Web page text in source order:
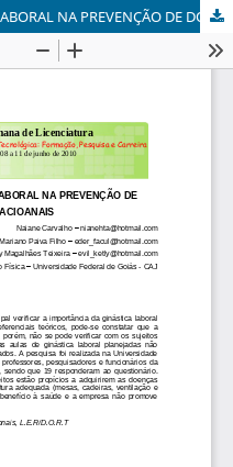
A IMPORTÂNCIA DA GINÁSTICA LABORAL NA PREVENÇÃO DE DOENÇAS OCUPACIONAIS